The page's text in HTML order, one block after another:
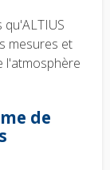
mesures et
l'atmosphère
de